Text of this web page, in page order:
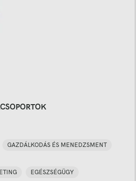
GAZDÁLKODÁS ÉS MENEDZSMENT
EGÉSZSÉGÜGY